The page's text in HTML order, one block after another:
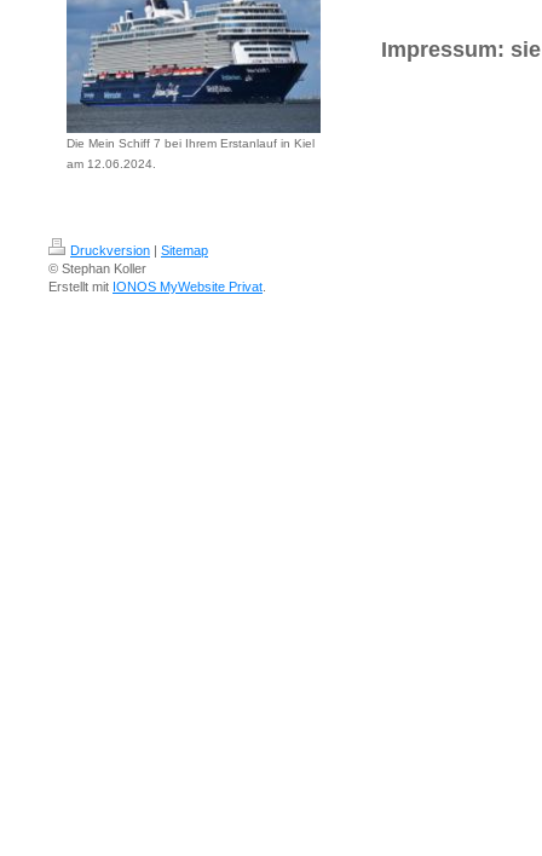
Die Mein Schiff 7 bei Ihrem Erstanlauf in Kiel
am 12.06.2024.
Impressum:
Druckversion | Sitemap
© Stephan Koller
Erstellt mit IONOS MyWebsite Privat